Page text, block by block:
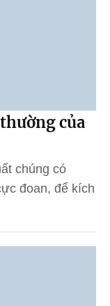
của
chúng có
đoan, để kích